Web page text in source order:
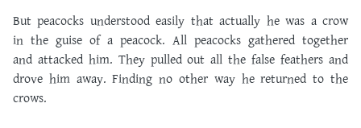
But peacocks understood easily that actually he was a crow
in the guise of a peacock. All peacocks gathered together
and attacked him. They pulled out all the false feathers and
drove him away. Finding no other way he returned to the
crows.